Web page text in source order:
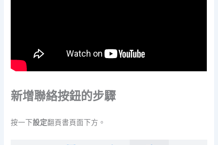
新增聯絡按鈕的步驟
按一下設定翻頁書頁面下方。